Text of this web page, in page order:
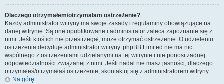
Dlaczego otrzymałem/otrzymałam ostrzeżenie?
Każdy administrator witryny ma swoje zasady i regulaminy obowiązujące na
danej witrynie. Są one opublikowane i administrator zaleca zapoznanie się z
nimi. Jeśli ktoś ich nie przestrzegał, może otrzymać ostrzeżenie. O udzieleniu
ostrzeżenia decyduje administrator witryny. phpBB Limited nie ma nic
wspólnego z ostrzeżeniami udzielanymi na tej witrynie i nie ponosi żadnej
odpowiedzialności związanej z nimi. Jeśli nadal nie masz jasności, dlaczego
otrzymałeś/otrzymałaś ostrzeżenie, skontaktuj się z administratorem witryny.
Na górę